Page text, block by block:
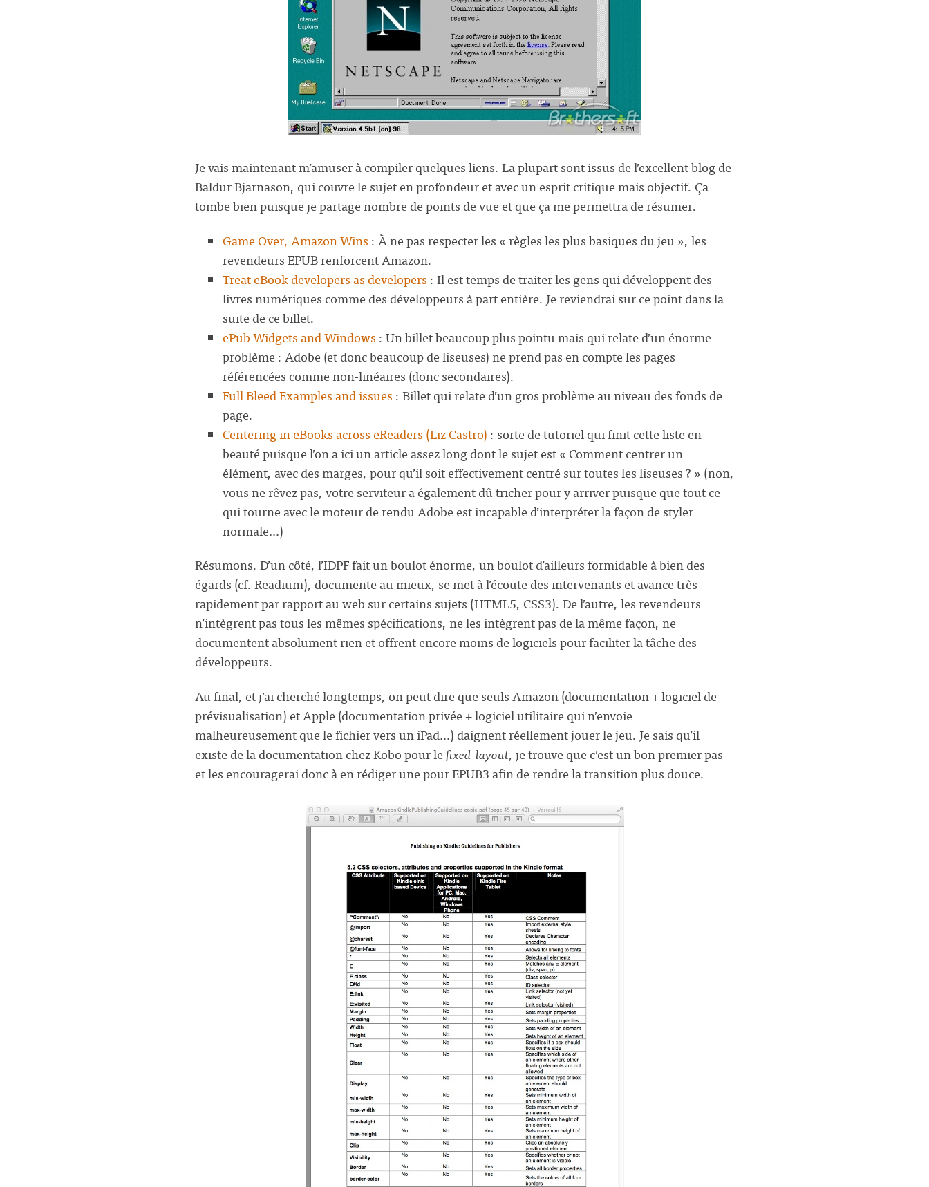
Je vais maintenant m’amuser à compiler quelques liens. La plupart sont issus de l’excellent blog de
Baldur Bjarnason, qui couvre le sujet en profondeur et avec un esprit critique mais objectif. Ça
tombe bien puisque je partage nombre de points de vue et que ça me permettra de résumer.
Game Over, Amazon Wins : À ne pas respecter les « règles les plus basiques du jeu », les
revendeurs EPUB renforcent Amazon.
Treat eBook developers as developers : Il est temps de traiter les gens qui développent des
livres numériques comme des développeurs à part entière. Je reviendrai sur ce point dans la
suite de ce billet.
ePub Widgets and Windows : Un billet beaucoup plus pointu mais qui relate d’un énorme
problème : Adobe (et donc beaucoup de liseuses) ne prend pas en compte les pages
référencées comme non-linéaires (donc secondaires).
Full Bleed Examples and issues : Billet qui relate d’un gros problème au niveau des fonds de
page.
Centering in eBooks across eReaders (Liz Castro) : sorte de tutoriel qui finit cette liste en
beauté puisque l’on a ici un article assez long dont le sujet est « Comment centrer un
élément, avec des marges, pour qu’il soit effectivement centré sur toutes les liseuses ? » (non,
vous ne rêvez pas, votre serviteur a également dû tricher pour y arriver puisque que tout ce
qui tourne avec le moteur de rendu Adobe est incapable d’interpréter la façon de styler
normale…)
Résumons. D’un côté, l’IDPF fait un boulot énorme, un boulot d’ailleurs formidable à bien des
égards (cf. Readium), documente au mieux, se met à l’écoute des intervenants et avance très
rapidement par rapport au web sur certains sujets (HTML5, CSS3). De l’autre, les revendeurs
n’intègrent pas tous les mêmes spécifications, ne les intègrent pas de la même façon, ne
documentent absolument rien et offrent encore moins de logiciels pour faciliter la tâche des
développeurs.
Au final, et j’ai cherché longtemps, on peut dire que seuls Amazon (documentation + logiciel de
prévisualisation) et Apple (documentation privée + logiciel utilitaire qui n’envoie
malheureusement que le fichier vers un iPad…) daignent réellement jouer le jeu. Je sais qu’il
existe de la documentation chez Kobo pour lefixed-layout, je trouve que c’est un bon premier pas
et les encouragerai donc à en rédiger une pour EPUB3 afin de rendre la transition plus douce.